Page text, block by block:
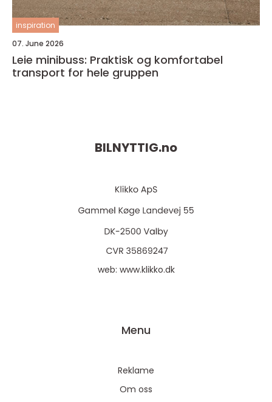
inspiration
07. June 2026
Leie minibuss: Praktisk og komfortabel
transport for hele gruppen
BILNYTTIG.no
web: www.klikko.dk
Menu
Reklame
Om oss